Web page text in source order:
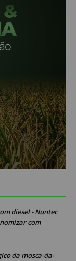
diesel - Nuntec
com
da mosca-da-